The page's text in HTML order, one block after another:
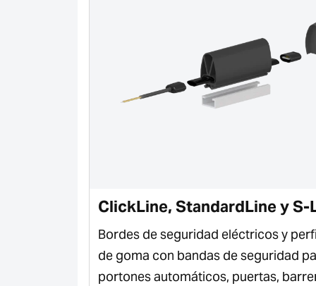
ClickLine, StandardLine y S-
Bordes de seguridad eléctricos y
de goma con bandas de seguridad
portones automáticos, puertas,